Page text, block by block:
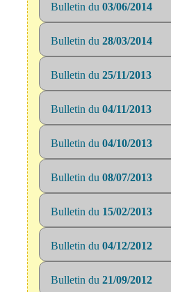
Bulletin du 03/06/2014
Bulletin du 28/03/2014
Bulletin du 25/11/2013
Bulletin du 04/11/2013
Bulletin du 04/10/2013
Bulletin du 08/07/2013
Bulletin du 15/02/2013
Bulletin du 04/12/2012
Bulletin du 21/09/2012